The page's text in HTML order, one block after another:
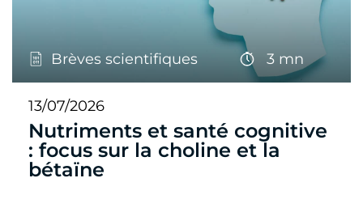
Brèves scientifiques 3 mn
13/07/2026
Nutriments et santé cognitive
: focus sur la choline et la
bétaïne